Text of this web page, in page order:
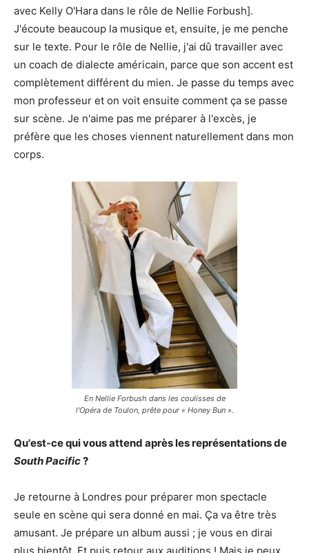
avec Kelly O'Hara dans le rôle de Nellie Forbush].
J'écoute beaucoup la musique et, ensuite, je me penche
sur le texte. Pour le rôle de Nellie, j'ai dû travailler avec
un coach de dialecte américain, parce que son accent est
complètement différent du mien. Je passe du temps avec
mon professeur et on voit ensuite comment ça se passe
sur scène. Je n'aime pas me préparer à l'excès, je
préfère que les choses viennent naturellement dans mon
corps.
En Nellie Forbush dans les coulisses de
l'Opéra de Toulon, prête pour « Honey Bun ».
Qu'est-ce qui vous attend après les représentations de
South Pacific?
Je retourne à Londres pour préparer mon spectacle
seule en scène qui sera donné en mai. Ça va être très
amusant. Je prépare un album aussi ; je vous en dirai